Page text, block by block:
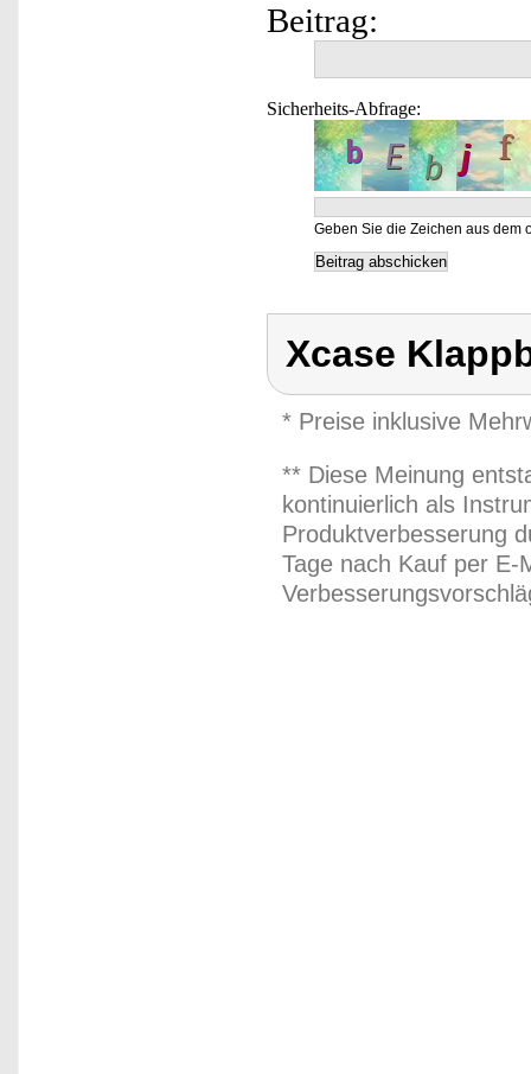
Beitrag:
Sicherheits-Abfrage:
Geben Sie die Zeichen aus dem
Xcase
* Preise inklusive
** Diese Meinung
kontinuierlich als
Produktverbesserung
Tage nach Kauf per E-